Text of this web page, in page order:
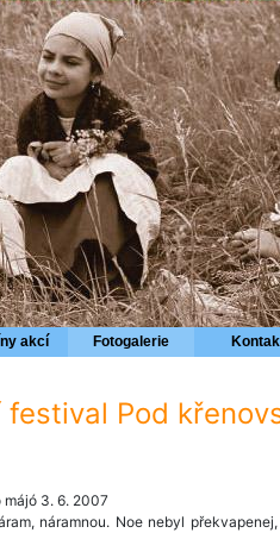
akcí Fotogalerie
Pod
3. 6. 2007
náramnou. Noe nebyl